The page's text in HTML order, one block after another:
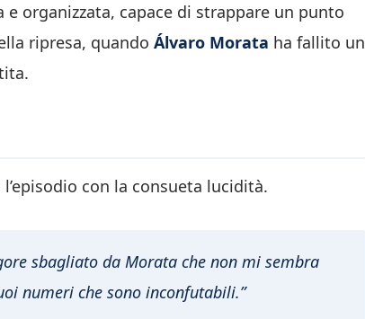
e organizzata, capace di strappare un punto
ripresa, quando Álvaro Morata ha fallito un
con la consueta lucidità.
sbagliato da Morata che non mi sembra
numeri che sono inconfutabili.”